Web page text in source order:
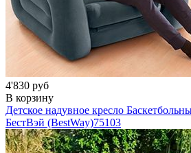
4'830 руб
В корзину
Детское надувное кресло
БестВэй (BestWay)75103